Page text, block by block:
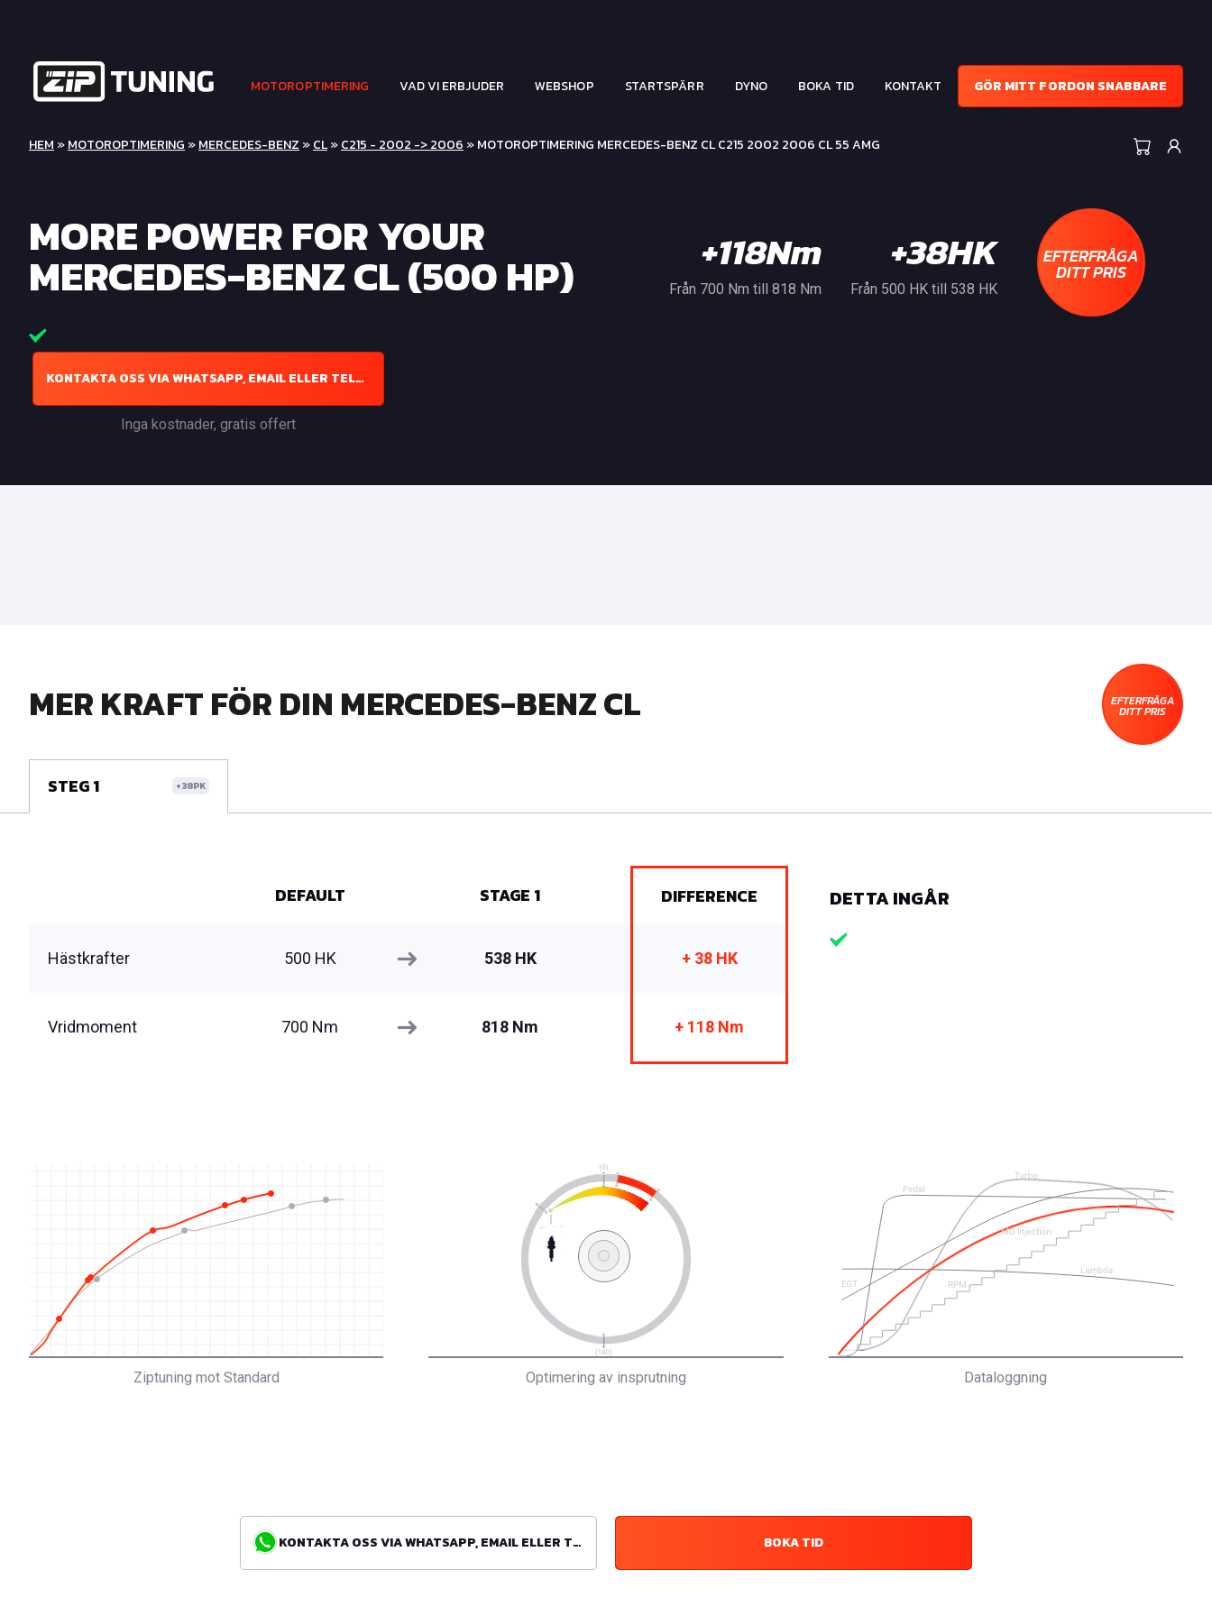
MOTOROPTIMERING VAD VI ERBJUDER WEBSHOP STARTSPÄRR DYNO BOKA TID KONTAKT GÖR MITT FORDON SNABBARE
HEM »MOTOROPTIMERING »MERCEDES-BENZ »CL»C215 - 2002 -> 2006 » MOTOROPTIMERING MERCEDES-BENZ CL C215 2002 2006 CL 55 AMG
MORE POWER FOR YOUR
MERCEDES-BENZ CL (500 HP)
KONTAKTA OSS VIA WHATSAPP, EMAIL ELLER TELEFON
Inga kostnader, gratis offert
+118Nm
Från 700 Nm till 818 Nm
+38HK
Från 500 HK till 538 HK
EFTERFRÅGA
DITT PRIS
MER KRAFT FÖR DIN MERCEDES-BENZ CL EFTERFRÅGA
DITT PRIS
STEG 1 +38PK
DEFAULT STAGE 1 DIFFERENCE
Hästkrafter 500 HK 538 HK + 38 HK
Vridmoment 700 Nm 818 Nm + 118 Nm
DETTA INGÅR
Ziptuning mot Standard Optimering av insprutning Dataloggning
KONTAKTA OSS VIA WHATSAPP, EMAIL ELLER TELEFON BOKA TID